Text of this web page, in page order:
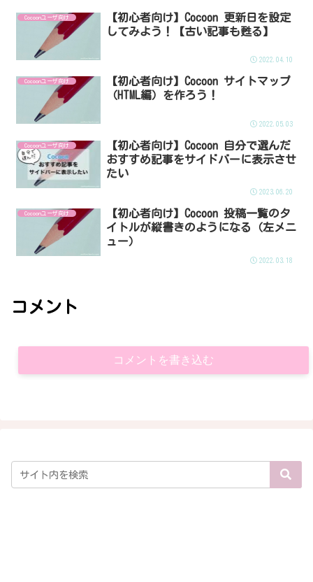
Cocoonユーザ向け
【初心者向け】Cocoon 更新日を設定
してみよう！【古い記事も甦る】
2022.04.10
Cocoonユーザ向け
【初心者向け】Cocoon サイトマップ
（HTML編）を作ろう！
2022.05.03
Cocoonユーザ向け
【初心者向け】Cocoon 自分で選んだ
おすすめ記事をサイドバーに表示させ
たい
2023.06.20
Cocoonユーザ向け
【初心者向け】Cocoon 投稿一覧のタ
イトルが縦書きのようになる（左メニ
ュー）
2022.03.18
コメント
コメントを書き込む